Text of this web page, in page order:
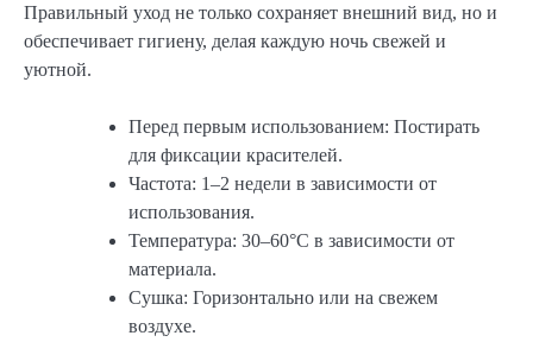
Правильный уход не только сохраняет внешний вид, но и
обеспечивает гигиену, делая каждую ночь свежей и
уютной.
Перед первым использованием: Постирать
для фиксации красителей.
Частота: 1–2 недели в зависимости от
использования.
Температура: 30–60°C в зависимости от
материала.
Сушка: Горизонтально или на свежем
воздухе.